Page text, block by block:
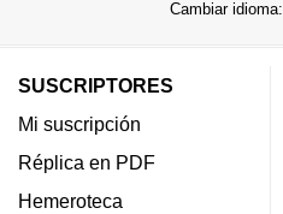
Cambiar idioma:
SUSCRIPTORES
Mi suscripción
Réplica en PDF
Hemeroteca